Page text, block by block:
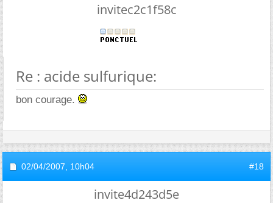
invitec2c1f58c
Re : acide sulfurique:
bon courage.
02/04/2007, 10h04 #18
invite4d243d5e